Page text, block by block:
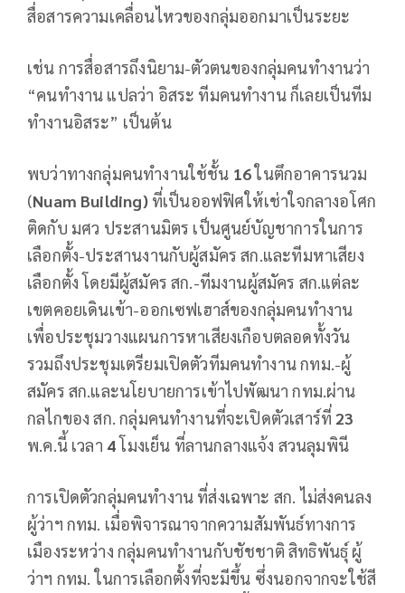
สื่อสารความเคลื่อนไหวของกลุ่มออกมาเป็นระยะ
เช่น การสื่อสารถึงนิยาม-ตัวตนของกลุ่มคนทำงานว่า
“คนทำงาน แปลว่า อิสระ ทีมคนทำงาน ก็เลยเป็นทีม
ทำงานอิสระ” เป็นต้น
พบว่าทางกลุ่มคนทำงานใช้ชั้น 16ในตึกอาคารนวม
(Nuam Building) ที่เป็นออฟฟิศให้เช่าใจกลางอโศก
ติดกับ มศว ประสานมิตร เป็นศูนย์บัญชาการในการ
เลือกตั้ง-ประสานงานกับผู้สมัคร สก.และทีมหาเสียง
เลือกตั้ง โดยมีผู้สมัคร สก.-ทีมงานผู้สมัคร สก.แต่ละ
เขตคอยเดินเข้า-ออกเซฟเฮาส์ของกลุ่มคนทำงาน
เพื่อประชุมวางแผนการหาเสียงเกือบตลอดทั้งวัน
รวมถึงประชุมเตรียมเปิดตัวทีมคนทำงาน กทม.-ผู้
สมัคร สก.และนโยบายการเข้าไปพัฒนา กทม.ผ่าน
กลไกของ สก. กลุ่มคนทำงานที่จะเปิดตัวเสาร์ที่ 23
พ.ค.นี้ เวลา 4โมงเย็น ที่ลานกลางแจ้ง สวนลุมพินี
การเปิดตัวกลุ่มคนทำงาน ที่ส่งเฉพาะ สก. ไม่ส่งคนลง
ผู้ว่าฯ กทม. เมื่อพิจารณาจากความสัมพันธ์ทางการ
เมืองระหว่าง กลุ่มคนทำงานกับชัชชาติ สิทธิพันธุ์ ผู้
ว่าฯ กทม. ในการเลือกตั้งที่จะมีขึ้น ซึ่งนอกจากจะใช้สี